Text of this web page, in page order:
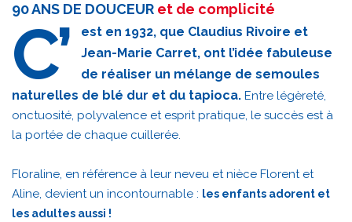
90 ANS DE DOUCEUR et de complicité
C’
est en 1932, que Claudius Rivoire et
Jean-Marie Carret, ont l’idée fabuleuse
de réaliser un mélange de semoules
naturelles de blé dur et du tapioca. Entre légèreté,
onctuosité, polyvalence et esprit pratique, le succès est à
la portée de chaque cuillerée.
Floraline, en référence à leur neveu et nièce Florent et
Aline, devient un incontournable : les enfants adorent et
les adultes aussi !